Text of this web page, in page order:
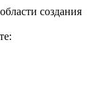
создания